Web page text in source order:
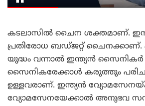
കടലാസിൽ ചൈന ശക്തമാണ്.
പ്രതിരോധ ബഡ്ജറ്റ് ചൈനക്കാണ്.
യുദ്ധം വന്നാൽ ഇന്ത്യൻ
സൈനികരേക്കാൾ കരുത്തും
ഉള്ളവരാണ്. ഇന്ത്യൻ
വ്യോമസേനയേക്കാൽ അനുഭവ